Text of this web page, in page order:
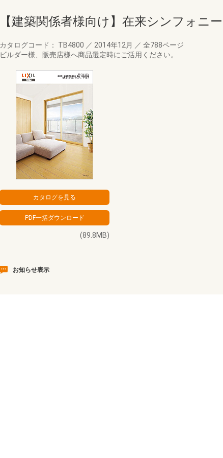
【建築関係者様向け】在来シンフォニ
カタログコード： TB4800 ／ 2014年12月 ／ 全788ページ
ビルダー様、販売店様へ商品選定時にご活用ください。
(89.8MB)
お知らせ表示